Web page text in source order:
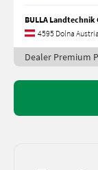
BULLA
4595 Dolna Austria
Dealer Premium